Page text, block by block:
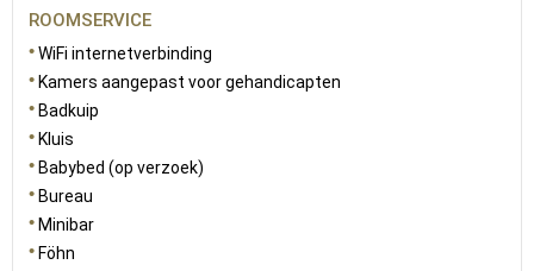
ROOMSERVICE
WiFi internetverbinding
Kamers aangepast voor gehandicapten
Badkuip
Kluis
Babybed (op verzoek)
Bureau
Minibar
Föhn